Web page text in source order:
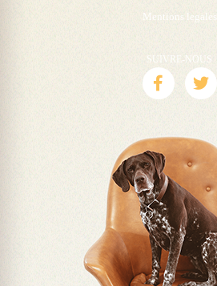
Mentions legales
SUIVRE-NOUS